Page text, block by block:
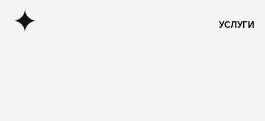
УСЛУГИ
УСЛУГИ